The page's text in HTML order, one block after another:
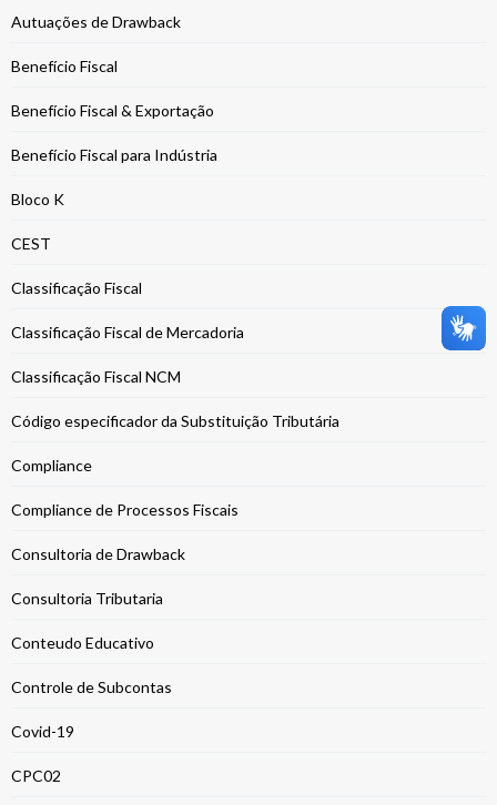
Autuações de Drawback
Benefício Fiscal
Benefício Fiscal & Exportação
Benefício Fiscal para Indústria
Bloco K
CEST
Classificação Fiscal
Classificação Fiscal de Mercadoria
Classificação Fiscal NCM
Código especificador da Substituição Tributária
Compliance
Compliance de Processos Fiscais
Consultoria de Drawback
Consultoria Tributaria
Conteudo Educativo
Controle de Subcontas
Covid-19
CPC02